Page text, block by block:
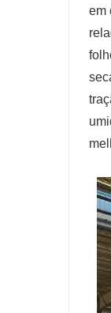
em